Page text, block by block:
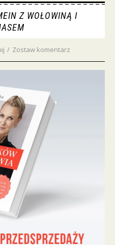
Z WOŁOWINĄ I
/ Zostaw komentarz